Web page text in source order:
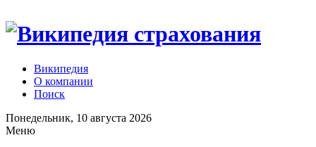
Википедия
О компании
Поиск
Понедельник, 10 августа 2026
Меню